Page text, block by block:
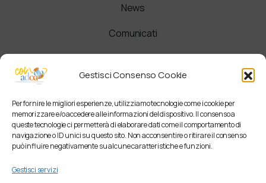
Gestisci Consenso Cookie
Per fornire le migliori esperienze, utilizziamo tecnologie come i cookie per
memorizzare e/o accedere alle informazioni del dispositivo. Il consenso a
queste tecnologie ci permetterà di elaborare dati come il comportamento di
navigazione o ID unici su questo sito. Non acconsentire o ritirare il consenso
può influire negativamente su alcune caratteristiche e funzioni.
Gestisci servizi
News
Comunicati